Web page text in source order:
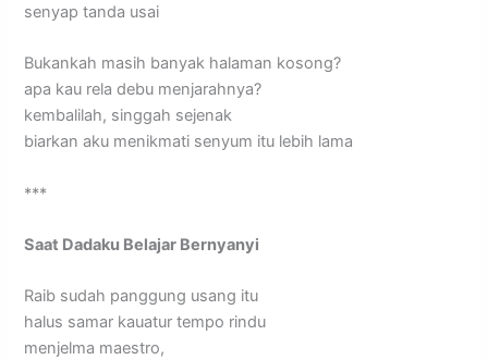
senyap tanda usai
Bukankah masih banyak halaman kosong?
apa kau rela debu menjarahnya?
kembalilah, singgah sejenak
biarkan aku menikmati senyum itu lebih lama
***
Saat Dadaku Belajar Bernyanyi
Raib sudah panggung usang itu
halus samar kauatur tempo rindu
menjelma maestro,